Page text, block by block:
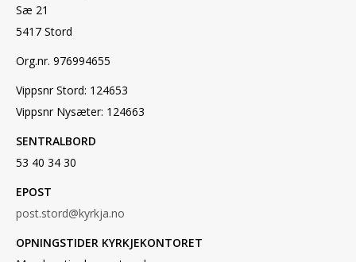
Sæ 21
5417 Stord
Org.nr. 976994655
Vippsnr Stord: 124653
Vippsnr Nysæter: 124663
SENTRALBORD
53 40 34 30
EPOST
post.stord@kyrkja.no
OPNINGSTIDER KYRKJEKONTORET